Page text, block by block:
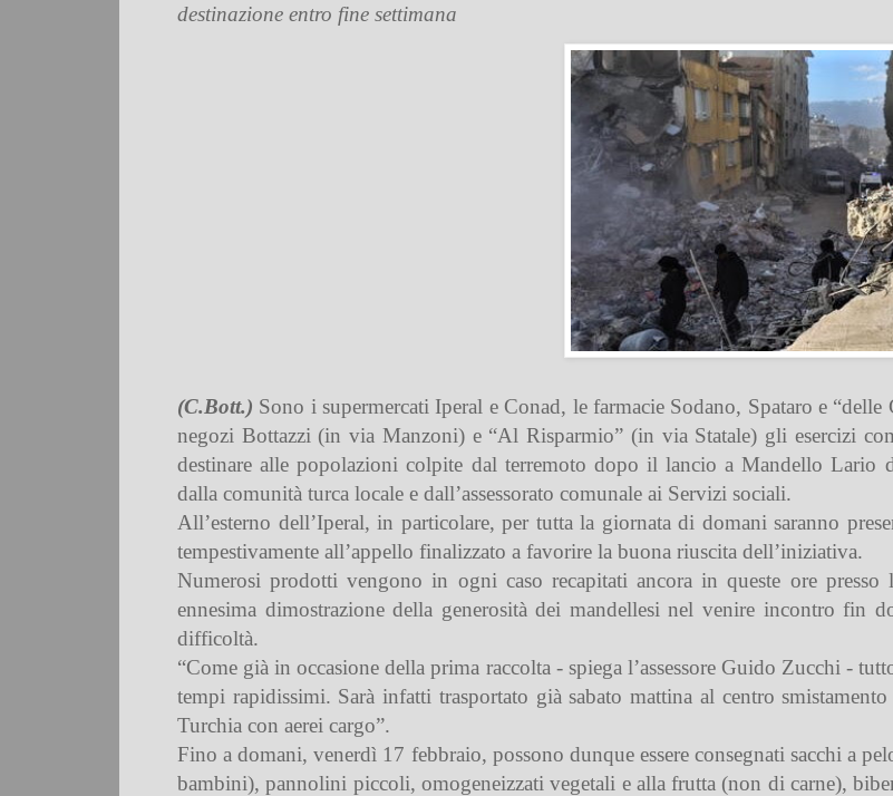
destinazione entro fine settimana
(C.Bott.) Sono i supermercati Iperal e Conad, le farmacie Sodano, Spataro e
negozi Bottazzi (in via Manzoni) e “Al Risparmio” (in via Statale) gli esercizi
destinare alle popolazioni colpite dal terremoto dopo il lancio a Mandello Lario
dalla comunità turca locale e dall’assessorato comunale ai Servizi sociali.
All’esterno dell’Iperal, in particolare, per tutta la giornata di domani saranno
tempestivamente all’appello finalizzato a favorire la buona riuscita dell’iniziativa.
Numerosi prodotti vengono in ogni caso recapitati ancora in queste ore
ennesima dimostrazione della generosità dei mandellesi nel venire incontro
difficoltà.
“Come già in occasione della prima raccolta - spiega l’assessore Guido Zucchi -
tempi rapidissimi. Sarà infatti trasportato già sabato mattina al centro
Turchia con aerei cargo”.
Fino a domani, venerdì 17 febbraio, possono dunque essere consegnati sacchi a
bambini), pannolini piccoli, omogeneizzati vegetali e alla frutta (non di carne),